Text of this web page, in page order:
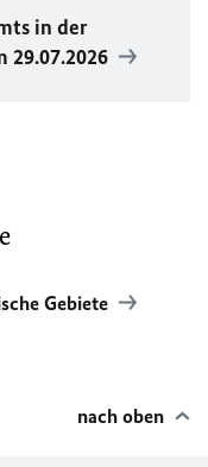
in der
29.07.2026
Gebiete
nach oben